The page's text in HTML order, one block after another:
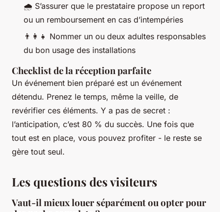
🌧️ S’assurer que le prestataire propose un report
ou un remboursement en cas d’intempéries
👨‍👩‍👧 Nommer un ou deux adultes responsables
du bon usage des installations
Checklist de la réception parfaite
Un événement bien préparé est un événement
détendu. Prenez le temps, même la veille, de
revérifier ces éléments. Y a pas de secret :
l’anticipation, c’est 80 % du succès. Une fois que
tout est en place, vous pouvez profiter - le reste se
gère tout seul.
Les questions des visiteurs
Vaut-il mieux louer séparément ou opter pour